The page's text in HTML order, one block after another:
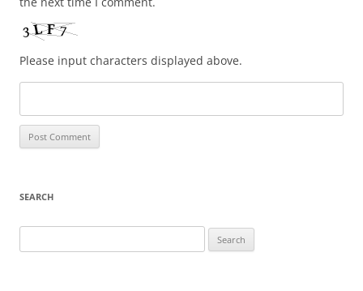
Please input characters displayed above.
SEARCH
for: